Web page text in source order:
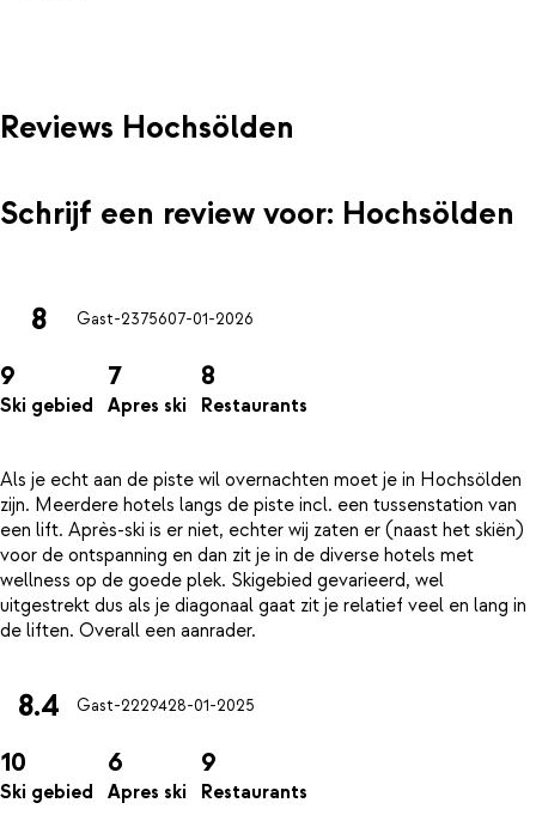
Reviews Hochsölden
Schrijf een review voor: Hochsölden
8 Gast-2375607-01-2026
9
Ski gebied
7
Apres ski
8
Restaurants
Als je echt aan de piste wil overnachten moet je in Hochsölden
zijn. Meerdere hotels langs de piste incl. een tussenstation van
een lift. Après-ski is er niet, echter wij zaten er (naast het skiën)
voor de ontspanning en dan zit je in de diverse hotels met
wellness op de goede plek. Skigebied gevarieerd, wel
uitgestrekt dus als je diagonaal gaat zit je relatief veel en lang in
8.4 Gast-2229428-01-2025
10
Ski gebied
6
Apres ski
9
Restaurants